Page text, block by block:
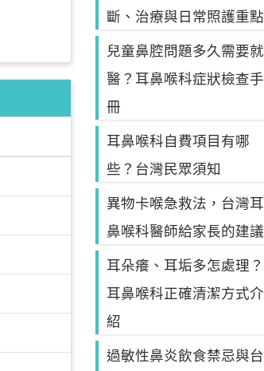
斷、治療與日常照護重點
兒童鼻腔問題多久需要就
醫？耳鼻喉科症狀檢查手
冊
耳鼻喉科自費項目有哪
些？台灣民眾須知
異物卡喉急救法，台灣耳
鼻喉科醫師給家長的建議
耳朵癢、耳垢多怎處理？
耳鼻喉科正確清潔方式介
紹
過敏性鼻炎飲食禁忌與台